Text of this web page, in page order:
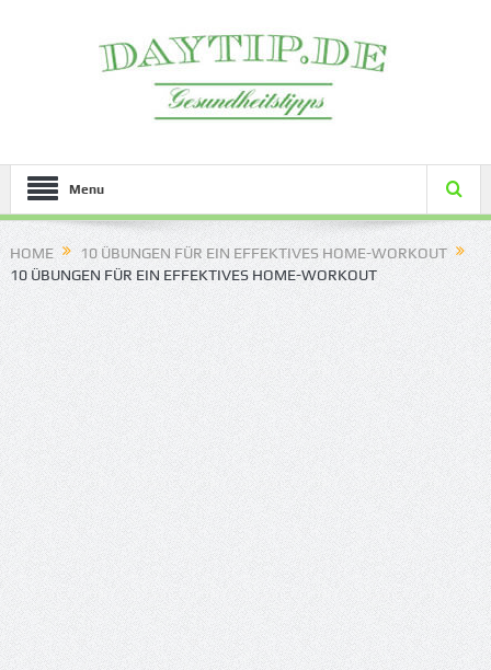
Menu
HOME
10 ÜBUNGEN FÜR EIN EFFEKTIVES HOME-WORKOUT
10 ÜBUNGEN FÜR EIN EFFEKTIVES HOME-WORKOUT